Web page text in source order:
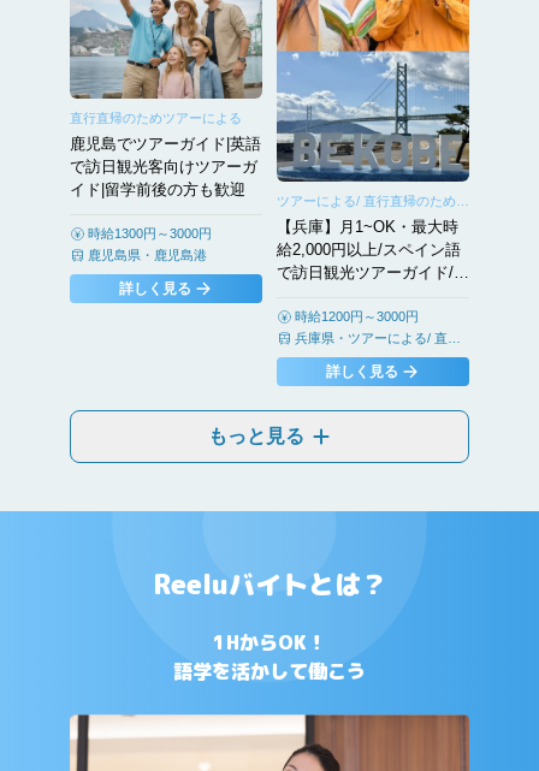
直行直帰のためツアーによる
鹿児島でツアーガイド|英語
で訪日観光客向けツアーガ
イド|留学前後の方も歓迎
時給1300円～3000円
鹿児島県 ・ 鹿児島港
詳しく見る
ツアーによる/ 直行直帰のため、
勤務は基本ツアー場所周辺とな
ります
【兵庫】月1~OK・最大時
給2,000円以上/スペイン語
で訪日観光ツアーガイド/未
時給1200円～3000円
兵庫県 ・ ツアーによる/ 直行
直帰のため、勤務は基本ツア
ー場所周辺となります
詳しく見る
もっと見る
Reeluバイトとは？
1HからOK！
語学を活かして働こう